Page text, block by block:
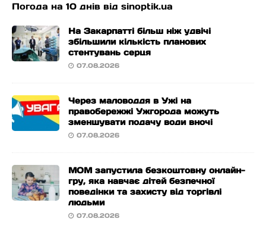
Погода на 10 днів від sinoptik.ua
На Закарпатті більш ніж удвічі
збільшили кількість планових
стентувань серця
07.08.2026
Через маловоддя в Ужі на
правобережжі Ужгорода можуть
зменшувати подачу води вночі
07.08.2026
МОМ запустила безкоштовну онлайн-
гру, яка навчає дітей безпечної
поведінки та захисту від торгівлі
людьми
07.08.2026